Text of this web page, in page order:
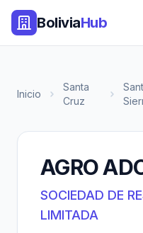
BoliviaHub
Inicio
Santa
Cruz
AGRO
SOCIEDAD DE
LIMITADA